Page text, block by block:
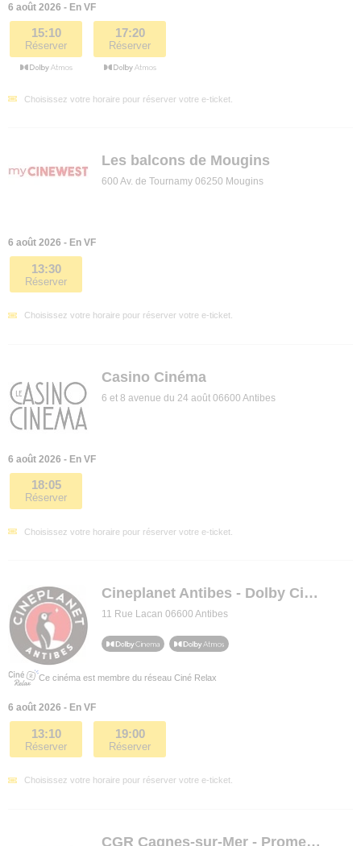
6 août 2026 - En VF
15:10
Réserver
17:20
Réserver
Choisissez votre horaire pour réserver votre e-ticket.
Les balcons de Mougins
600 Av. de Tournamy 06250 Mougins
6 août 2026 - En VF
13:30
Réserver
Choisissez votre horaire pour réserver votre e-ticket.
Casino Cinéma
6 et 8 avenue du 24 août 06600 Antibes
6 août 2026 - En VF
18:05
Réserver
Choisissez votre horaire pour réserver votre e-ticket.
Cineplanet Antibes - Dolby Cinema
11 Rue Lacan 06600 Antibes
Ce cinéma est membre du réseau Ciné Relax
6 août 2026 - En VF
13:10
Réserver
19:00
Réserver
Choisissez votre horaire pour réserver votre e-ticket.
CGR Cagnes-sur-Mer - Promenade Riviera